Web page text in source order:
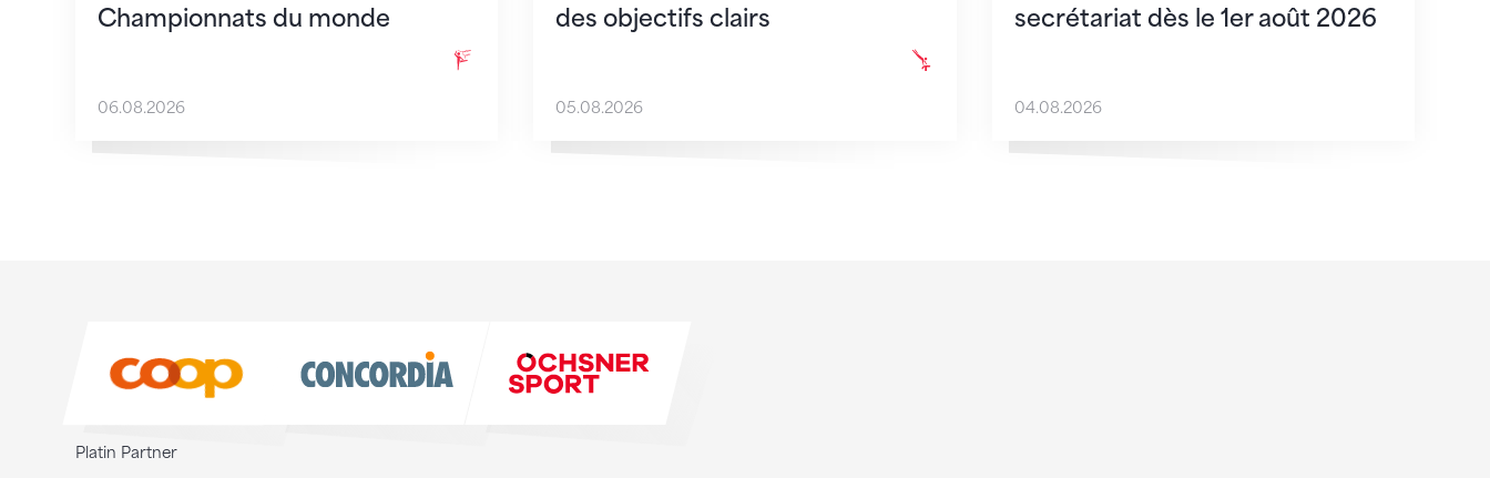
Championnats du monde
06.08.2026
des objectifs clairs
05.08.2026
secrétariat dès le 1er août 2026
04.08.2026
Platin Partner